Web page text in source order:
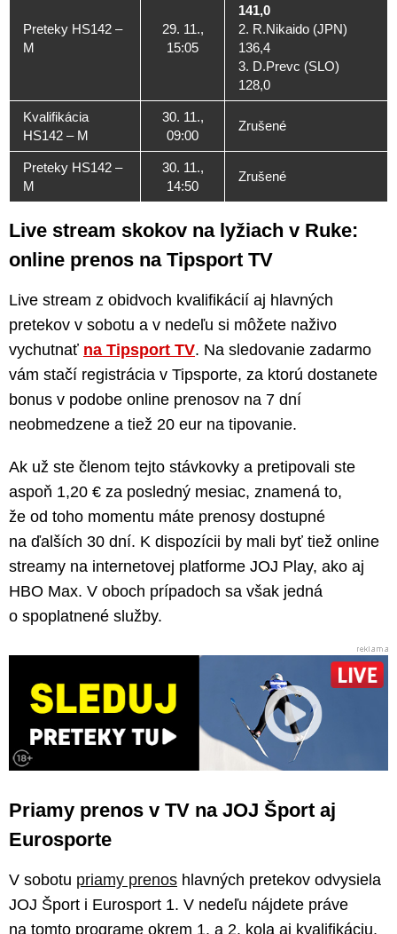
Preteky HS142 –
M
29. 11.,
15:05
141,0
2. R.Nikaido (JPN)
136,4
3. D.Prevc (SLO)
128,0
Kvalifikácia
HS142 – M
30. 11.,
09:00
Zrušené
Preteky HS142 –
M
30. 11.,
14:50
Zrušené
Live stream skokov na lyžiach v Ruke:
online prenos na Tipsport TV
Live stream z obidvoch kvalifikácií aj hlavných
pretekov v sobotu a v nedeľu si môžete naživo
vychutnať na Tipsport TV. Na sledovanie zadarmo
vám stačí registrácia v Tipsporte, za ktorú dostanete
bonus v podobe online prenosov na 7 dní
neobmedzene a tiež 20 eur na tipovanie.
Ak už ste členom tejto stávkovky a pretipovali ste
aspoň 1,20 € za posledný mesiac, znamená to,
že od toho momentu máte prenosy dostupné
na ďalších 30 dní. K dispozícii by mali byť tiež online
streamy na internetovej platforme JOJ Play, ako aj
HBO Max. V oboch prípadoch sa však jedná
o spoplatnené služby.
Priamy prenos v TV na JOJ Šport aj
Eurosporte
V sobotu priamy prenos hlavných pretekov odvysiela
JOJ Šport i Eurosport 1. V nedeľu nájdete práve
na tomto programe okrem 1. a 2. kola aj kvalifikáciu,